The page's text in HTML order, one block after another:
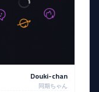
Douki-chan
同期ちゃん